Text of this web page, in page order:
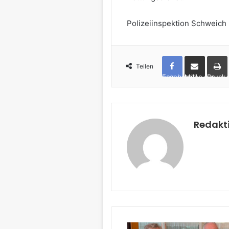
Polizeiinspektion Schweich
Teilen
Facebook per Mail teilen Drucken